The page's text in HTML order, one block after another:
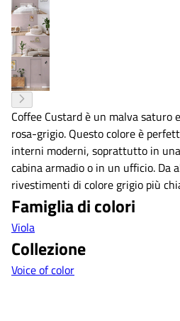
Coffee Custard è un malva
rosa-grigio. Questo colore è
interni moderni, soprattutto in
cabina armadio o in un ufficio. Da
rivestimenti di colore grigio più
Famiglia di colori
Viola
Collezione
Voice of color